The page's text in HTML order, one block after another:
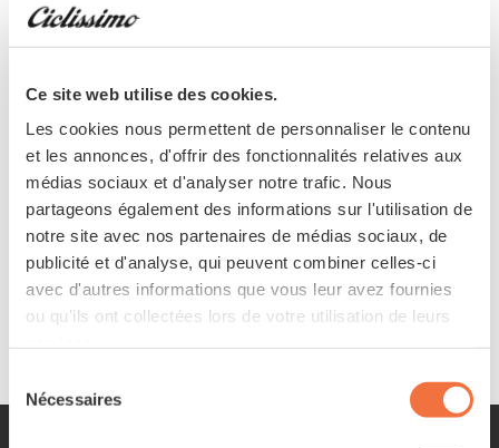
Ce site web utilise des cookies.
Les cookies nous permettent de personnaliser le contenu
et les annonces, d'offrir des fonctionnalités relatives aux
médias sociaux et d'analyser notre trafic. Nous
partageons également des informations sur l'utilisation de
notre site avec nos partenaires de médias sociaux, de
publicité et d'analyse, qui peuvent combiner celles-ci
avec d'autres informations que vous leur avez fournies
ou qu'ils ont collectées lors de votre utilisation de leurs
du Nécessaires
Aucun vélo n'a été trouvé
avec les critères renseignés